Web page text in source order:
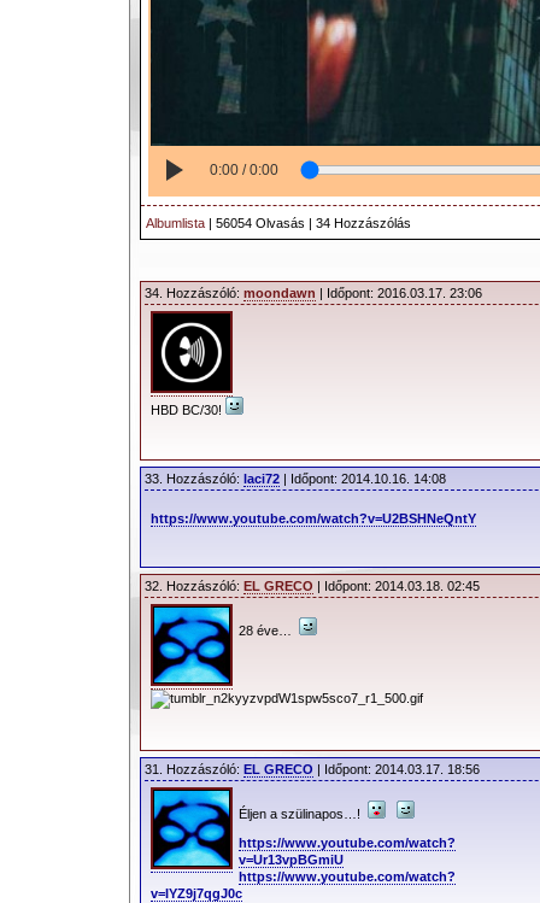
0:00 / 0:00
Albumlista | 56054 Olvasás | 34 Hozzászólás
34. Hozzászóló: moondawn | Időpont: 2016.03.17. 23:06
HBD BC/30!
33. Hozzászóló: laci72 | Időpont: 2014.10.16. 14:08
https://www.youtube.com/watch?v=U2BSHNeQntY
32. Hozzászóló: EL GRECO | Időpont: 2014.03.18. 02:45
28 éve…
31. Hozzászóló: EL GRECO | Időpont: 2014.03.17. 18:56
Éljen a szülinapos…!
https://www.youtube.com/watch?
v=Ur13vpBGmiU
https://www.youtube.com/watch?
v=IYZ9j7qgJ0c